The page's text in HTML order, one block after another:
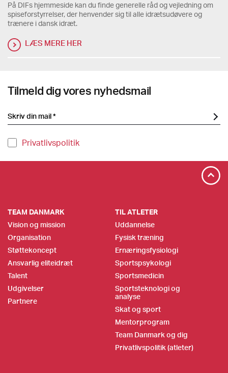
På DIFs hjemmeside kan du finde generelle råd og vejledning om
spiseforstyrrelser, der henvender sig til alle idrætsudøvere og
trænere i dansk idræt.
LÆS MERE HER
Tilmeld dig vores nyhedsmail
Privatlivspolitik
TEAM DANMARK
Vision og mission
Organisation
Støttekoncept
Ansvarlig eliteidræt
Talent
Udgivelser
Partnere
TIL ATLETER
Uddannelse
Fysisk træning
Ernæringsfysiologi
Sportspsykologi
Sportsmedicin
Sportsteknologi og
analyse
Skat og sport
Mentorprogram
Team Danmark og dig
Privatlivspolitik (atleter)